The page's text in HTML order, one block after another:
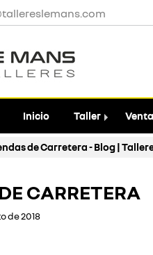
Inicio Taller
de Carretera - Blog |
CARRETERA
de 2018